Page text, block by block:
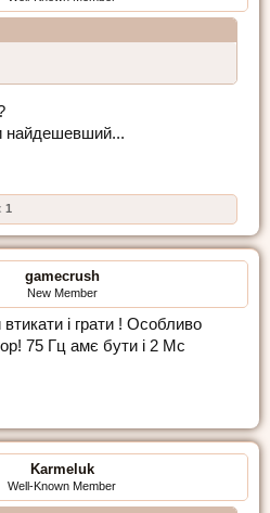
найдешевший...
1
gamecrush
New Member
втикати і грати ! Особливо
75 Гц амє бути і 2 Мс
Karmeluk
Well-Known Member